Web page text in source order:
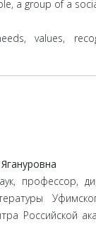
a group of a
values,
профессор,
Российской